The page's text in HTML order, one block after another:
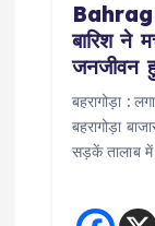
बारिश ने
जनजीवन
बहरागोड़ा :
बहरागोड़ा
सड़कें तालाब